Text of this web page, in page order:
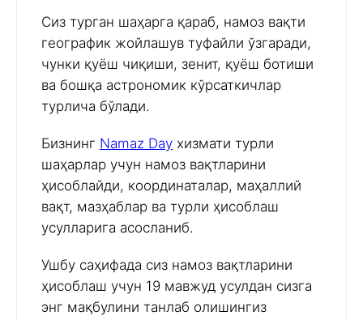
Сиз турган шаҳарга қараб, намоз вақти
географик жойлашув туфайли ўзгаради,
чунки қуёш чиқиши, зенит, қуёш ботиши
ва бошқа астрономик кўрсаткичлар
турлича бўлади.
Бизнинг Namaz Day хизмати турли
шаҳарлар учун намоз вақтларини
ҳисоблайди, координаталар, маҳаллий
вақт, мазҳаблар ва турли ҳисоблаш
усулларига асосланиб.
Ушбу саҳифада сиз намоз вақтларини
ҳисоблаш учун 19 мавжуд усулдан сизга
энг мақбулини танлаб олишингиз